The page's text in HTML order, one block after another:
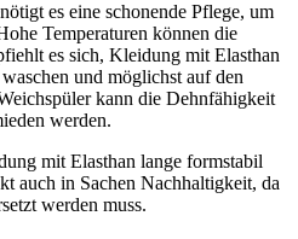
es eine schonende Pflege, um
Temperaturen können die
es sich, Kleidung mit Elasthan
und möglichst auf den
kann die Dehnfähigkeit
werden.
mit Elasthan lange formstabil
auch in Sachen Nachhaltigkeit, da
werden muss.